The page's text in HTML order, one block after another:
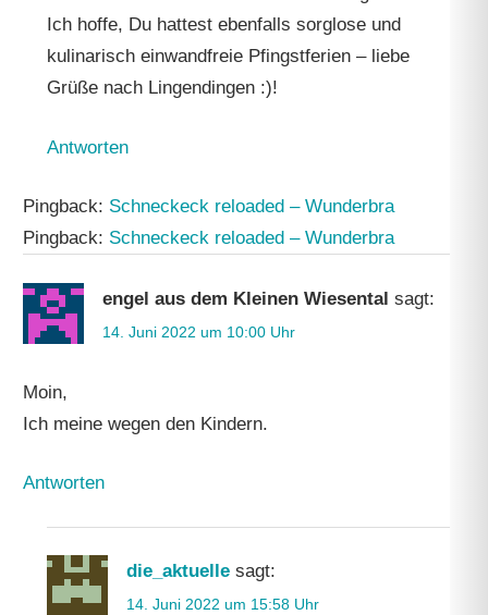
Ich hoffe, Du hattest ebenfalls sorglose und
kulinarisch einwandfreie Pfingstferien – liebe
Grüße nach Lingendingen :)!
Antworten
Pingback: Schneckeck reloaded – Wunderbra
Pingback: Schneckeck reloaded – Wunderbra
engel aus dem Kleinen Wiesental sagt:
14. Juni 2022 um 10:00 Uhr
Moin,
Ich meine wegen den Kindern.
Antworten
die_aktuelle sagt:
14. Juni 2022 um 15:58 Uhr